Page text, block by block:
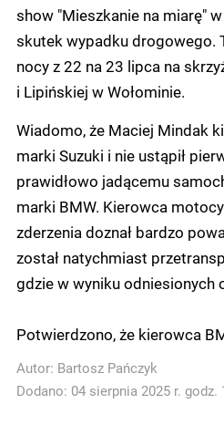
show "Mieszkanie na miarę" w
skutek wypadku drogowego.
nocy z 22 na 23 lipca na
i Lipińskiej w Wołominie.
Wiadomo, że Maciej Mindak
marki Suzuki i nie ustąpił
prawidłowo jadącemu
marki BMW. Kierowca
zderzenia doznał bardzo
został natychmiast
gdzie w wyniku odniesionych
Potwierdzono, że kierowca
Autor: Bartosz Pańczyk
Dodano: 04 sierpnia 2025 r. godz.